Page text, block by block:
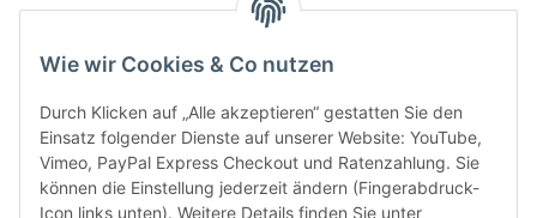
Wie wir Cookies & Co nutzen
Durch Klicken auf „Alle akzeptieren“ gestatten Sie den
Einsatz folgender Dienste auf unserer Website: YouTube,
Vimeo, PayPal Express Checkout und Ratenzahlung. Sie
können die Einstellung jederzeit ändern (Fingerabdruck-
Icon links unten). Weitere Details finden Sie unter
Gesetzliche Informationen